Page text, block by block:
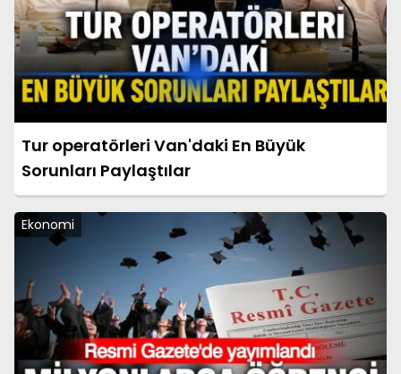
Tur operatörleri Van'daki En Büyük
Sorunları Paylaştılar
Ekonomi